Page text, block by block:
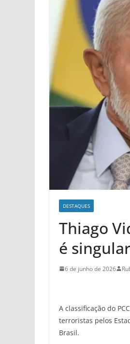
DESTAQUES
Thiago
é
6 de junho de 2026
A classificação do
terroristas pelos
Brasil.